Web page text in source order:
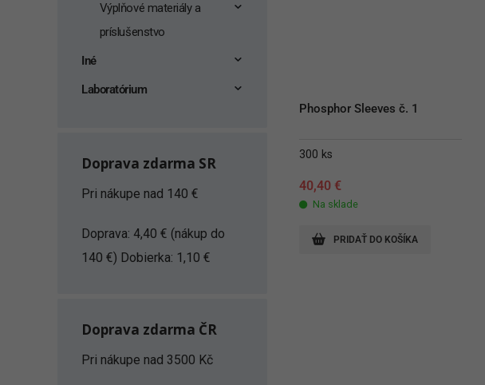
Phosphor Sleeves č. 1
300 ks
40,40 €
Na sklade
PRIDAŤ DO KOŠÍKA
Výplňové materiály a
príslušenstvo
Iné
Laboratórium
Doprava zdarma SR
Pri nákupe nad 140 €
Doprava: 4,40 € (nákup do
140 €) Dobierka: 1,10 €
Doprava zdarma ČR
Pri nákupe nad 3500 Kč